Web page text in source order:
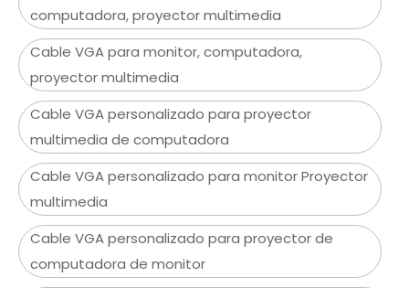
computadora, proyector multimedia
Cable VGA para monitor, computadora,
proyector multimedia
Cable VGA personalizado para proyector
multimedia de computadora
Cable VGA personalizado para monitor Proyector
multimedia
Cable VGA personalizado para proyector de
computadora de monitor